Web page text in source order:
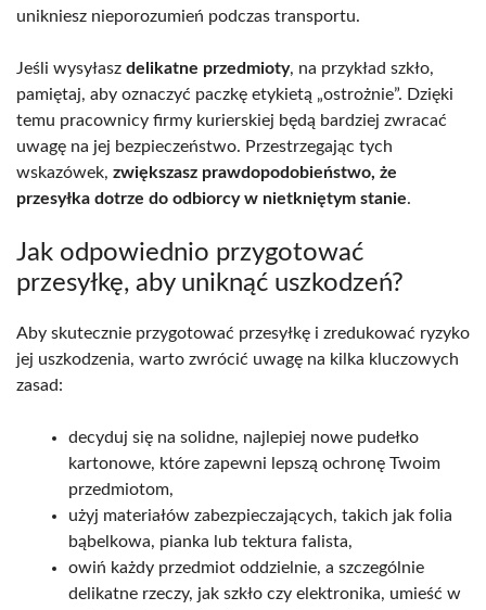
unikniesz nieporozumień podczas transportu.
Jeśli wysyłasz delikatne przedmioty, na przykład szkło,
pamiętaj, aby oznaczyć paczkę etykietą „ostrożnie”. Dzięki
temu pracownicy firmy kurierskiej będą bardziej zwracać
uwagę na jej bezpieczeństwo. Przestrzegając tych
wskazówek, zwiększasz prawdopodobieństwo, że
przesyłka dotrze do odbiorcy w nietkniętym stanie.
Jak odpowiednio przygotować
przesyłkę, aby uniknąć uszkodzeń?
Aby skutecznie przygotować przesyłkę i zredukować ryzyko
jej uszkodzenia, warto zwrócić uwagę na kilka kluczowych
zasad:
decyduj się na solidne, najlepiej nowe pudełko
kartonowe, które zapewni lepszą ochronę Twoim
przedmiotom,
użyj materiałów zabezpieczających, takich jak folia
bąbelkowa, pianka lub tektura falista,
owiń każdy przedmiot oddzielnie, a szczególnie
delikatne rzeczy, jak szkło czy elektronika, umieść w